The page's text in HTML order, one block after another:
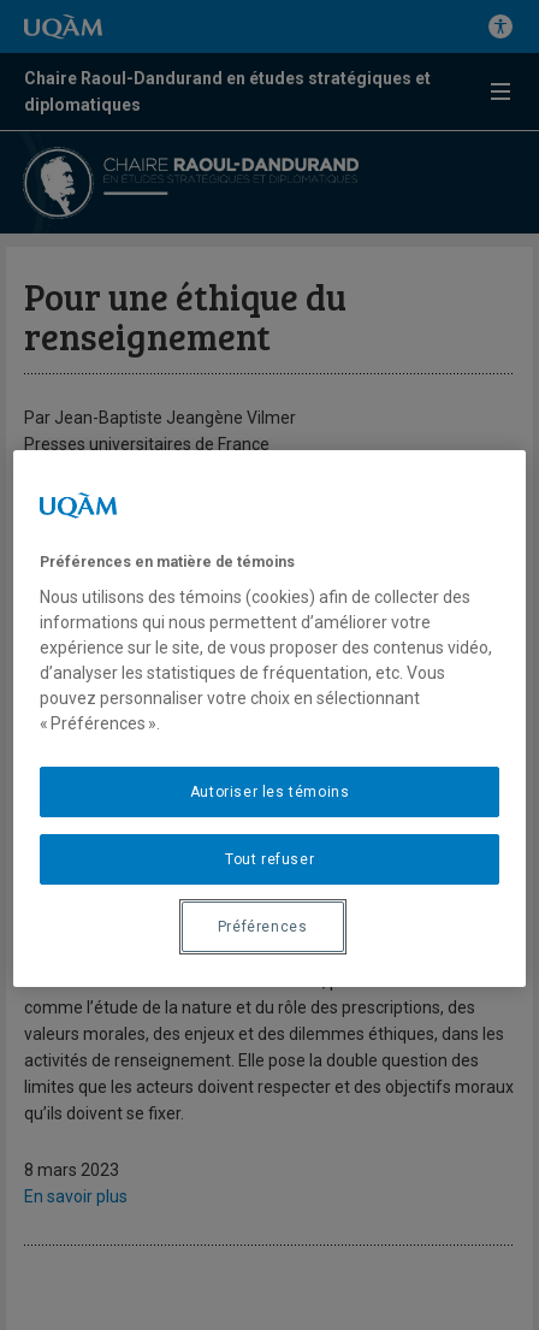
Chaire Raoul-Dandurand en études stratégiques et
diplomatiques
Pour une éthique du
renseignement
Par Jean-Baptiste Jeangène Vilmer
Presses universitaires de France
Jusqu’où aller pour voler des secrets ? Jusqu’où aller pour
Jusqu’à le compromettre, le piéger, le faire chanter ? Peut-on,
être rétribué non seulement en argent mais aussi en nature ? Le
mensonge, la manipulation, la tromperie, qui sont au fondement
même de l’activité, sont-ils moralement défendables ? Peut-on
employer la violence physique, ou sa menace, pour obtenir des
informations ? La torture n’est-elle pas parfois légitime ? Et les
respectives des officiers traitants, des analystes et des
décideurs ? Comment résister à la politisation du renseignement
? Peut-on travailler avec tout le monde, collaborer avec tous les
dans la compromission ?
Ces questions sont au cœur de l’éthique du renseignement, un
comme l’étude de la nature et du rôle des prescriptions, des
valeurs morales, des enjeux et des dilemmes éthiques, dans les
activités de renseignement. Elle pose la double question des
limites que les acteurs doivent respecter et des objectifs moraux
qu’ils doivent se fixer.
8 mars 2023
En savoir plus
Préférences en matière de témoins
Nous utilisons des témoins (cookies) afin de collecter des
informations qui nous permettent d’améliorer votre
expérience sur le site, de vous proposer des contenus vidéo,
d’analyser les statistiques de fréquentation, etc. Vous
pouvez personnaliser votre choix en sélectionnant
« Préférences ».
Tout refuser
Autoriser les témoins
Préférences